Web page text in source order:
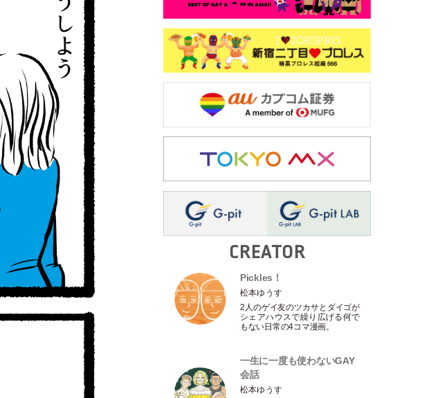
CREATOR
Pickles！
松本ゆうす
2人のゲイ友のツカサとダイゴが
シェアハウスで繰り広げる何で
もない日常の4コマ漫画。
一生に一度も使わないGAY
会話
松本ゆうす